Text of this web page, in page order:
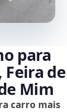
para
de
Mim
carro mais